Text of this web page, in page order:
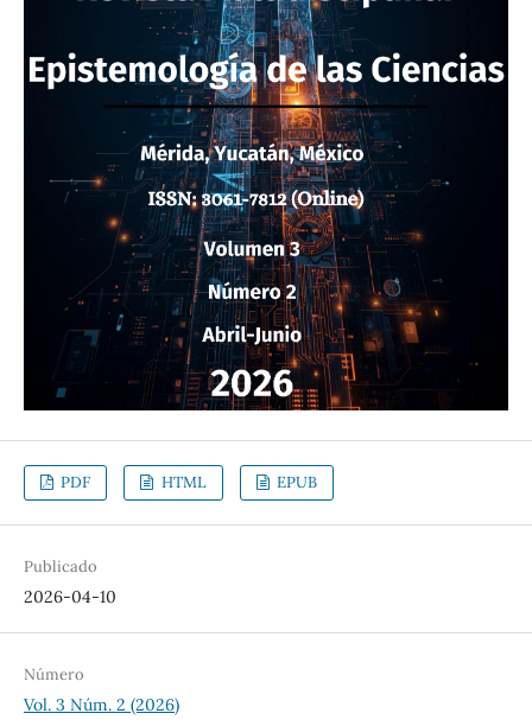
PDF HTML EPUB
Publicado
2026-04-10
Número
Vol. 3 Núm. 2 (2026)